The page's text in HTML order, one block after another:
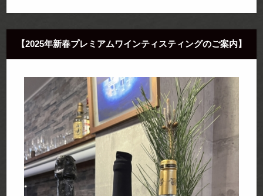
【2025年新春プレミアムワインティスティングのご案内】